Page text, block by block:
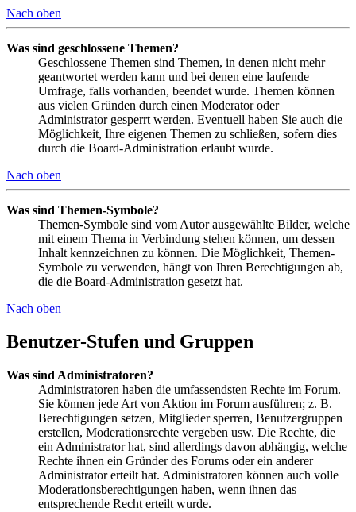
Nach oben
Was sind geschlossene Themen?
Geschlossene Themen sind Themen, in denen nicht mehr
geantwortet werden kann und bei denen eine laufende
Umfrage, falls vorhanden, beendet wurde. Themen können
aus vielen Gründen durch einen Moderator oder
Administrator gesperrt werden. Eventuell haben Sie auch die
Möglichkeit, Ihre eigenen Themen zu schließen, sofern dies
durch die Board-Administration erlaubt wurde.
Nach oben
Was sind Themen-Symbole?
Themen-Symbole sind vom Autor ausgewählte Bilder, welche
mit einem Thema in Verbindung stehen können, um dessen
Inhalt kennzeichnen zu können. Die Möglichkeit, Themen-
Symbole zu verwenden, hängt von Ihren Berechtigungen ab,
die die Board-Administration gesetzt hat.
Nach oben
Benutzer-Stufen und Gruppen
Was sind Administratoren?
Administratoren haben die umfassendsten Rechte im Forum.
Sie können jede Art von Aktion im Forum ausführen; z. B.
Berechtigungen setzen, Mitglieder sperren, Benutzergruppen
erstellen, Moderationsrechte vergeben usw. Die Rechte, die
ein Administrator hat, sind allerdings davon abhängig, welche
Rechte ihnen ein Gründer des Forums oder ein anderer
Administrator erteilt hat. Administratoren können auch volle
Moderationsberechtigungen haben, wenn ihnen das
entsprechende Recht erteilt wurde.